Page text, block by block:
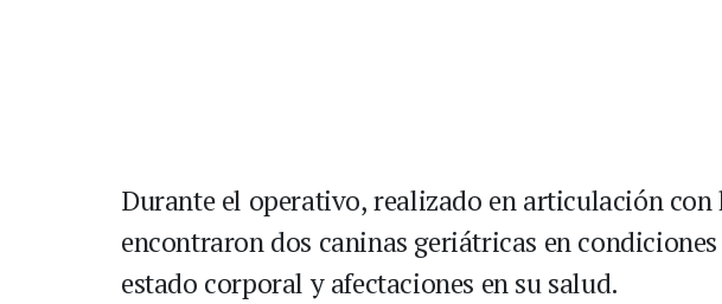
Durante el operativo, realizado en articulación con
encontraron dos caninas geriátricas en
estado corporal y afectaciones en su salud.